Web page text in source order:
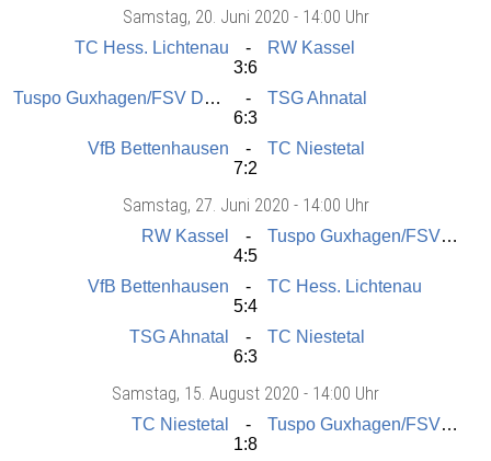
Samstag, 20. Juni 2020 - 14:00 Uhr
TC Hess. Lichtenau
RW Kassel
3:6
Tuspo Guxhagen/FSV Dörnhagen
TSG Ahnatal
6:3
VfB Bettenhausen
TC Niestetal
7:2
Samstag, 27. Juni 2020 - 14:00 Uhr
RW Kassel
Tuspo Guxhagen/FSV Dörnhagen
4:5
VfB Bettenhausen
TC Hess. Lichtenau
5:4
TSG Ahnatal
TC Niestetal
6:3
Samstag, 15. August 2020 - 14:00 Uhr
TC Niestetal
Tuspo Guxhagen/FSV Dörnhagen
1:8